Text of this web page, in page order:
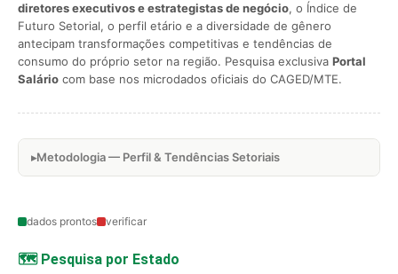
diretores executivos e estrategistas de negócio, o Índice de
Futuro Setorial, o perfil etário e a diversidade de gênero
antecipam transformações competitivas e tendências de
consumo do próprio setor na região. Pesquisa exclusiva Portal
Salário com base nos microdados oficiais do CAGED/MTE.
Metodologia — Perfil & Tendências Setoriais
dados prontos verificar
🗺️ Pesquisa por Estado